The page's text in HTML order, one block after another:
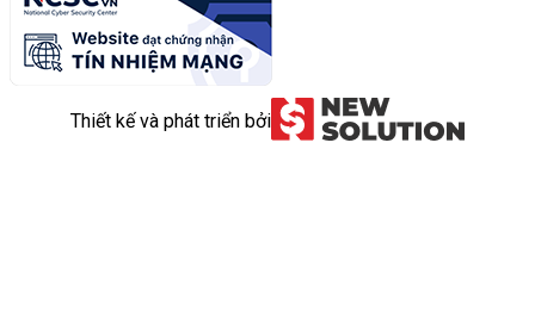
Thiết kế và phát triển bởi